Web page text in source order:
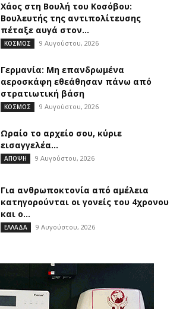
Χάος στη Βουλή του Κοσόβου:
Βουλευτής της αντιπολίτευσης
πέταξε αυγά στον...
ΚΟΣΜΟΣ 9 Αυγούστου, 2026
Γερμανία: Μη επανδρωμένα
αεροσκάφη εθεάθησαν πάνω από
στρατιωτική βάση
ΚΟΣΜΟΣ 9 Αυγούστου, 2026
Ωραίο το αρχείο σου, κύριε
εισαγγελέα…
ΑΠΟΨΗ 9 Αυγούστου, 2026
Για ανθρωποκτονία από αμέλεια
κατηγορούνται οι γονείς του 4χρονου
και ο...
ΕΛΛΑΔΑ 9 Αυγούστου, 2026